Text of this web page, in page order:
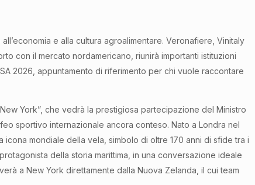
e alla cultura agroalimentare. Veronafiere, Vinitaly
con il mercato nordamericano, riunirà importanti istituzioni
2026, appuntamento di riferimento per chi vuole raccontare
York”, che vedrà la prestigiosa partecipazione del Ministro
sportivo internazionale ancora conteso. Nato a Londra nel
mondiale della vela, simbolo di oltre 170 anni di sfide tra i
della storia marittima, in una conversazione ideale
a New York direttamente dalla Nuova Zelanda, il cui team